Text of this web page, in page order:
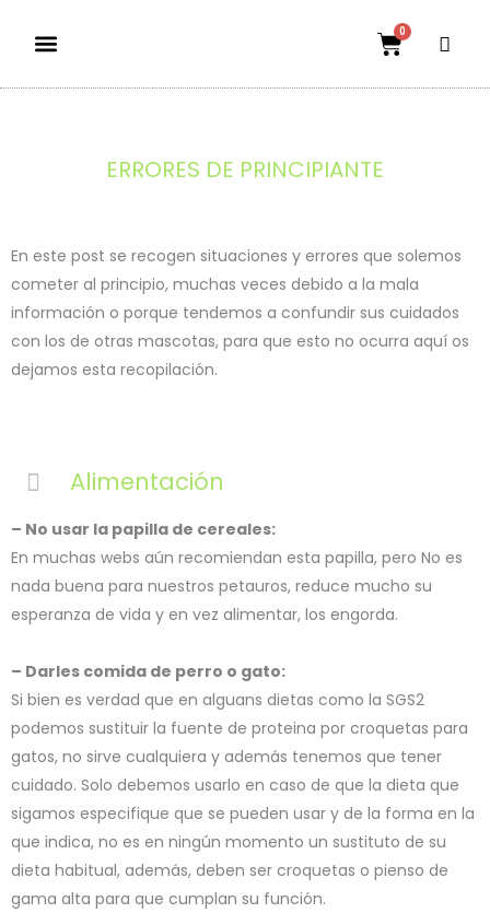
0
ERRORES DE PRINCIPIANTE
En este post se recogen situaciones y errores que solemos
cometer al principio, muchas veces debido a la mala
información o porque tendemos a confundir sus cuidados
con los de otras mascotas, para que esto no ocurra aquí os
dejamos esta recopilación.
Alimentación
– No usar la papilla de cereales:
En muchas webs aún recomiendan esta papilla, pero No es
nada buena para nuestros petauros, reduce mucho su
esperanza de vida y en vez alimentar, los engorda.
– Darles comida de perro o gato:
Si bien es verdad que en alguans dietas como la SGS2
podemos sustituir la fuente de proteina por croquetas para
gatos, no sirve cualquiera y además tenemos que tener
cuidado. Solo debemos usarlo en caso de que la dieta que
sigamos especifique que se pueden usar y de la forma en la
que indica, no es en ningún momento un sustituto de su
dieta habitual, además, deben ser croquetas o pienso de
gama alta para que cumplan su función.